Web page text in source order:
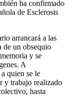
ha confirmado
de Esclerosis
arrancará a las
de un obsequio
y se
A
quien se le
y trabajo realizado
hasta